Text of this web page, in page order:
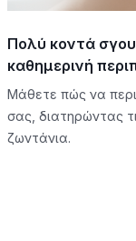
Πολύ κοντά
καθημερινή
Μάθετε πώς να
σας, διατηρώντας
ζωντάνια.